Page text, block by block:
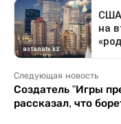
Следующая новость
Создатель "Игры
рассказал, что